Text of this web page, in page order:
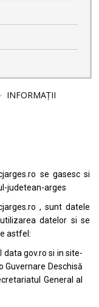
INFORMAȚII
se gasesc si
judetean-arges
, sunt datele
datelor si se
astfel:
data gov.ro si in site-
Deschisă
General al